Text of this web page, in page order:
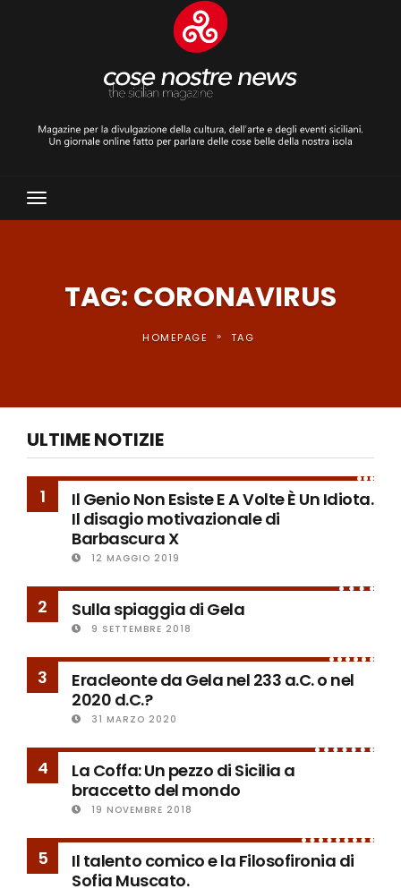
Toggle
Navigation
TAG: CORONAVIRUS
HOMEPAGE » TAG
ULTIME NOTIZIE
1
Il Genio Non Esiste E A Volte È Un Idiota.
Il disagio motivazionale di
Barbascura X
12 MAGGIO 2019
2 Sulla spiaggia di Gela
9 SETTEMBRE 2018
3
Eracleonte da Gela nel 233 a.C. o nel
2020 d.C.?
31 MARZO 2020
4
La Coffa: Un pezzo di Sicilia a
braccetto del mondo
19 NOVEMBRE 2018
5
Il talento comico e la Filosofironia di
Sofia Muscato.